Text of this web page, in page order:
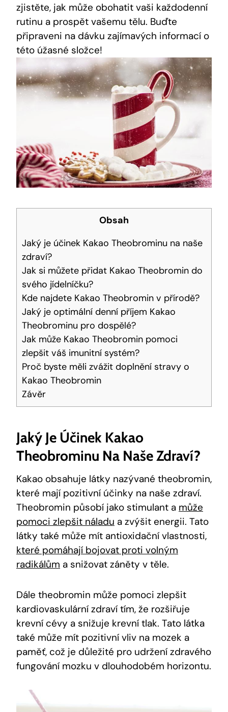
zjistěte, jak může obohatit vaši každodenní
rutinu ‌a prospět vašemu tělu. Buďte
připraveni na dávku zajímavých informací o⁤
této úžasné složce!
Obsah
Jaký je účinek Kakao Theobrominu na naše
zdraví?
Jak ‌si můžete ‌přidat Kakao Theobromin do
svého jídelníčku?
Kde‌ najdete Kakao Theobromin ‍v přírodě?
Jaký je optimální‍ denní příjem Kakao
Theobrominu⁤ pro dospělé?
Jak může Kakao Theobromin​ pomoci
zlepšit váš imunitní systém?
Proč byste měli zvážit doplnění stravy o
Kakao Theobromin
Závěr
Jaký Je Účinek Kakao
Theobrominu Na Naše Zdraví?
Kakao obsahuje​ látky nazývané theobromin,
které​ mají ⁤pozitivní účinky na naše zdraví.
Theobromin působí ​jako stimulant a může
pomoci zlepšit náladu a zvýšit ​energii.⁣ Tato
látky také může mít antioxidační vlastnosti,
které pomáhají bojovat proti volným
radikálům ‌a snižovat záněty v těle.
Dále theobromin ⁤může pomoci zlepšit
kardiovaskulární zdraví tím, že rozšiřuje
krevní cévy a snižuje krevní tlak. Tato látka
také může mít pozitivní vliv na mozek a
paměť, což je důležité pro udržení zdravého
⁣fungování mozku v dlouhodobém horizontu.